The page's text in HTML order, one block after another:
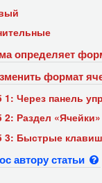
определяет
формат
1: Через панель
2: Раздел «Ячейки»
3: Быстрые
автору статьи